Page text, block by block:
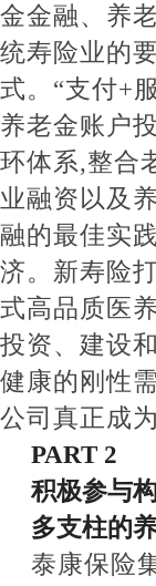
金金融、养
统寿险业的
式。“支付+
养老金账户
环体系,整合
业融资以及
融的最佳实
济。新寿险
式高品质医
投资、建设
健康的刚性
公司真正成
PART 2
积极参与
多支柱的
泰康保险